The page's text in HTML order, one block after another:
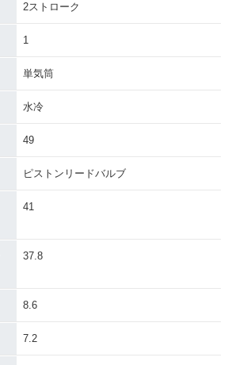
2ストローク
1
単気筒
水冷
49
ピストンリードバルブ
41
37.8
8.6
7.2